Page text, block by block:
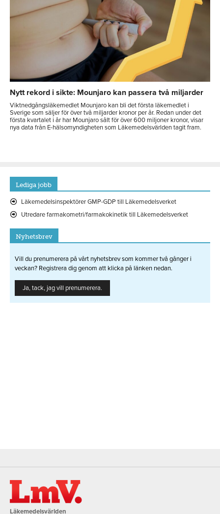
Nytt rekord i sikte: Mounjaro kan passera två miljarder
Viktnedgångsläkemedlet Mounjaro kan bli det första läkemedlet i
Sverige som säljer för över två miljarder kronor per år. Redan under det
första kvartalet i år har Mounjaro sålt för över 600 miljoner kronor, visar
nya data från E-hälsomyndigheten som Läkemedelsvärlden tagit fram.
Lediga jobb
Läkemedelsinspektörer GMP-GDP till Läkemedelsverket
Utredare farmakometri/farmakokinetik till Läkemedelsverket
Nyhetsbrev
Vill du prenumerera på vårt nyhetsbrev som kommer två gånger i
veckan? Registrera dig genom att klicka på länken nedan.
Ja, tack, jag vill prenumerera.
Läkemedelsvärlden